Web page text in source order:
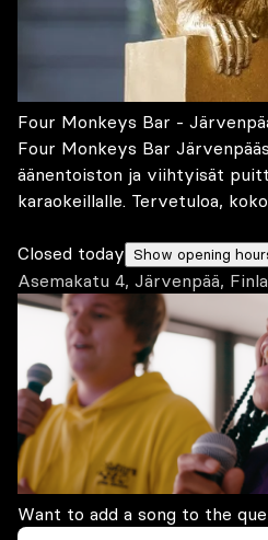
Four Monkeys Bar -
Four Monkeys Bar
äänentoiston ja viihtyisät
karaokeillalle. Tervetuloa,
Closed today Show opening
Asemakatu 4, Järvenpää,
Want to add a song to the